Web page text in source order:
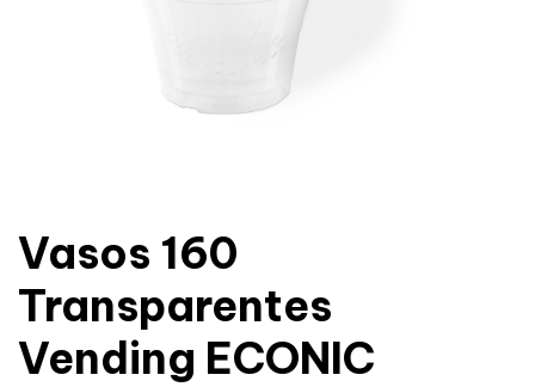
Vasos 160
Transparentes
Vending ECONIC